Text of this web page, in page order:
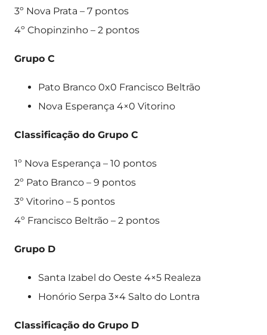
3º Nova Prata – 7 pontos
4º Chopinzinho – 2 pontos
Grupo C
Pato Branco 0x0 Francisco Beltrão
Nova Esperança 4×0 Vitorino
Classificação do Grupo C
1º Nova Esperança – 10 pontos
2º Pato Branco – 9 pontos
3º Vitorino – 5 pontos
4º Francisco Beltrão – 2 pontos
Grupo D
Santa Izabel do Oeste 4×5 Realeza
Honório Serpa 3×4 Salto do Lontra
Classificação do Grupo D